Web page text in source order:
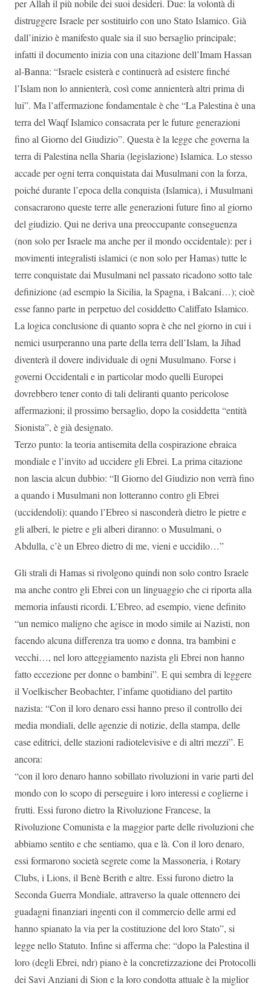
per Allah il più nobile dei suoi desideri. Due: la volontà di
distruggere Israele per sostituirlo con uno Stato Islamico. Già
dall’inizio è manifesto quale sia il suo bersaglio principale;
infatti il documento inizia con una citazione dell’Imam Hassan
al-Banna: “Israele esisterà e continuerà ad esistere finché
l’Islam non lo annienterà, così come annienterà altri prima di
lui”. Ma l’affermazione fondamentale è che “La Palestina è una
terra del Waqf Islamico consacrata per le future generazioni
fino al Giorno del Giudizio”. Questa è la legge che governa la
terra di Palestina nella Sharia (legislazione) Islamica. Lo stesso
accade per ogni terra conquistata dai Musulmani con la forza,
poiché durante l’epoca della conquista (Islamica), i Musulmani
consacrarono queste terre alle generazioni future fino al giorno
del giudizio. Qui ne deriva una preoccupante conseguenza
(non solo per Israele ma anche per il mondo occidentale): per i
movimenti integralisti islamici (e non solo per Hamas) tutte le
terre conquistate dai Musulmani nel passato ricadono sotto tale
definizione (ad esempio la Sicilia, la Spagna, i Balcani…); cioè
esse fanno parte in perpetuo del cosiddetto Califfato Islamico.
La logica conclusione di quanto sopra è che nel giorno in cui i
nemici usurperanno una parte della terra dell’Islam, la Jihad
diventerà il dovere individuale di ogni Musulmano. Forse i
governi Occidentali e in particolar modo quelli Europei
dovrebbero tener conto di tali deliranti quanto pericolose
affermazioni; il prossimo bersaglio, dopo la cosiddetta “entità
Sionista”, è già designato.
Terzo punto: la teoria antisemita della cospirazione ebraica
mondiale e l’invito ad uccidere gli Ebrei. La prima citazione
non lascia alcun dubbio: “Il Giorno del Giudizio non verrà fino
a quando i Musulmani non lotteranno contro gli Ebrei
(uccidendoli): quando l’Ebreo si nasconderà dietro le pietre e
gli alberi, le pietre e gli alberi diranno: o Musulmani, o
Abdulla, c’è un Ebreo dietro di me, vieni e uccidilo…”
Gli strali di Hamas si rivolgono quindi non solo contro Israele
ma anche contro gli Ebrei con un linguaggio che ci riporta alla
memoria infausti ricordi. L’Ebreo, ad esempio, viene definito
“un nemico maligno che agisce in modo simile ai Nazisti, non
facendo alcuna differenza tra uomo e donna, tra bambini e
vecchi…, nel loro atteggiamento nazista gli Ebrei non hanno
fatto eccezione per donne o bambini”. E qui sembra di leggere
il Voelkischer Beobachter, l’infame quotidiano del partito
nazista: “Con il loro denaro essi hanno preso il controllo dei
media mondiali, delle agenzie di notizie, della stampa, delle
case editrici, delle stazioni radiotelevisive e di altri mezzi”. E
ancora:
“con il loro denaro hanno sobillato rivoluzioni in varie parti del
mondo con lo scopo di perseguire i loro interessi e coglierne i
frutti. Essi furono dietro la Rivoluzione Francese, la
Rivoluzione Comunista e la maggior parte delle rivoluzioni che
abbiamo sentito e che sentiamo, qua e là. Con il loro denaro,
essi formarono società segrete come la Massoneria, i Rotary
Clubs, i Lions, il Benè Berith e altre. Essi furono dietro la
Seconda Guerra Mondiale, attraverso la quale ottennero dei
guadagni finanziari ingenti con il commercio delle armi ed
hanno spianato la via per la costituzione del loro Stato”, si
legge nello Statuto. Infine si afferma che: “dopo la Palestina il
loro (degli Ebrei, ndr) piano è la concretizzazione dei Protocolli
dei Savi Anziani di Sion e la loro condotta attuale è la miglior